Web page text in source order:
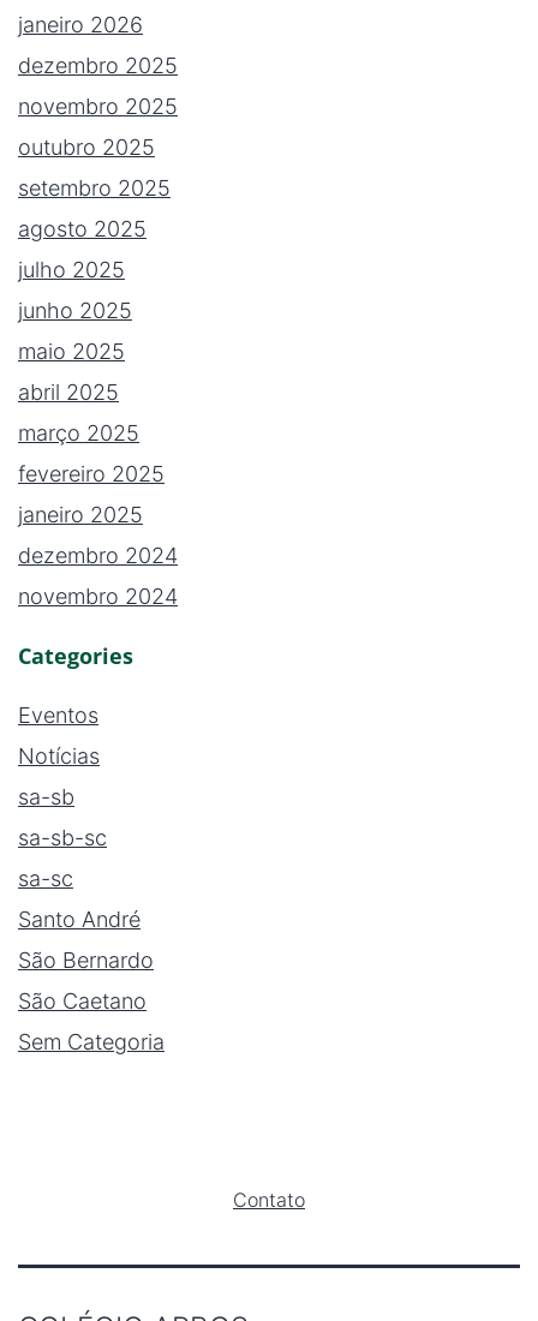
janeiro 2026
dezembro 2025
novembro 2025
outubro 2025
setembro 2025
agosto 2025
julho 2025
junho 2025
maio 2025
abril 2025
março 2025
fevereiro 2025
janeiro 2025
dezembro 2024
novembro 2024
Categories
Eventos
Notícias
sa-sb
sa-sb-sc
sa-sc
Santo André
São Bernardo
São Caetano
Sem Categoria
Contato